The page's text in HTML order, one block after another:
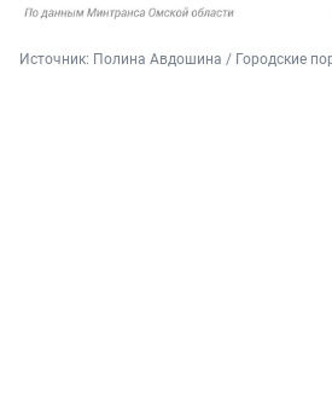
Источник: Полина Авдошина / Городские